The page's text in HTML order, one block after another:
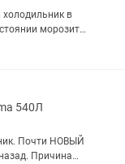
в
морозит
Frost высота
как на фото
540Л
Почти НОВЫЙ
Причина